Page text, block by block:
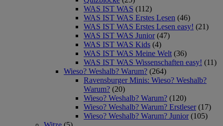
WAS IST WAS (112)
WAS IST WAS Erstes Lesen (46)
WAS IST WAS Erstes Lesen easy! (21)
WAS IST WAS Junior (47)
WAS IST WAS Kids (4)
WAS IST WAS Meine Welt (36)
WAS IST WAS Wissenschaften easy! (11)
Wieso? Weshalb? Warum? (264)
Ravensburger Minis: Wieso? Weshalb?
Warum? (20)
Wieso? Weshalb? Warum? (120)
Wieso? Weshalb? Warum? Erstleser (17)
Wieso? Weshalb? Warum? Junior (105)